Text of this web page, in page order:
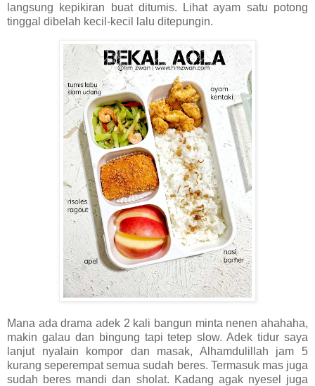
langsung kepikiran buat ditumis. Lihat ayam satu potong
tinggal dibelah kecil-kecil lalu ditepungin.
Mana ada drama adek 2 kali bangun minta nenen ahahaha,
makin galau dan bingung tapi tetep slow. Adek tidur saya
lanjut nyalain kompor dan masak, Alhamdulillah jam 5
kurang seperempat semua sudah beres. Termasuk mas juga
sudah beres mandi dan sholat. Kadang agak nyesel juga